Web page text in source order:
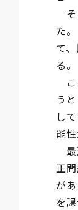
そ
た
て
る。
こ
う
し
能
最
正
が
を課